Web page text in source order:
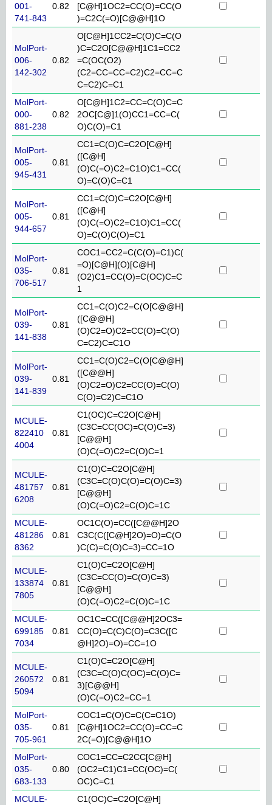
001-
741-843
0.82
[C@H]1OC2=CC(O)=CC(O
)=C2C(=O)[C@@H]1O
MolPort-
006-
142-302
0.82
O[C@H]1CC2=C(O)C=C(O
)C=C2O[C@@H]1C1=CC2
=C(OC(O2)
(C2=CC=CC=C2)C2=CC=C
C=C2)C=C1
MolPort-
000-
881-238
0.82
O[C@H]1C2=CC=C(O)C=C
2OC[C@]1(O)CC1=CC=C(
O)C(O)=C1
MolPort-
005-
945-431
0.81
CC1=C(O)C=C2O[C@H]
([C@H]
(O)C(=O)C2=C1O)C1=CC(
O)=C(O)C=C1
MolPort-
005-
944-657
0.81
CC1=C(O)C=C2O[C@H]
([C@H]
(O)C(=O)C2=C1O)C1=CC(
O)=C(O)C(O)=C1
MolPort-
035-
706-517
0.81
COC1=CC2=C(C(O)=C1)C(
=O)[C@H](O)[C@H]
(O2)C1=CC(O)=C(OC)C=C
1
MolPort-
039-
141-838
0.81
CC1=C(O)C2=C(O[C@@H]
([C@@H]
(O)C2=O)C2=CC(O)=C(O)
C=C2)C=C1O
MolPort-
039-
141-839
0.81
CC1=C(O)C2=C(O[C@@H]
([C@@H]
(O)C2=O)C2=CC(O)=C(O)
C(O)=C2)C=C1O
MCULE-
822410
4004
0.81
C1(OC)C=C2O[C@H]
(C3C=CC(OC)=C(O)C=3)
[C@@H]
(O)C(=O)C2=C(O)C=1
MCULE-
481757
6208
0.81
C1(O)C=C2O[C@H]
(C3C=C(O)C(O)=C(O)C=3)
[C@@H]
(O)C(=O)C2=C(O)C=1C
MCULE-
481286
8362
0.81
OC1C(O)=CC([C@@H]2O
C3C(C([C@H]2O)=O)=C(O
)C(C)=C(O)C=3)=CC=1O
MCULE-
133874
7805
0.81
C1(O)C=C2O[C@H]
(C3C=CC(O)=C(O)C=3)
[C@@H]
(O)C(=O)C2=C(O)C=1C
MCULE-
699185
7034
0.81
OC1C=CC([C@@H]2OC3=
CC(O)=C(C)C(O)=C3C([C
@H]2O)=O)=CC=1O
MCULE-
260572
5094
0.81
C1(O)C=C2O[C@H]
(C3C=C(O)C(OC)=C(O)C=
3)[C@@H]
(O)C(=O)C2=CC=1
MolPort-
035-
705-961
0.81
COC1=C(O)C=C(C=C1O)
[C@H]1OC2=CC(O)=CC=C
2C(=O)[C@@H]1O
MolPort-
035-
683-133
0.80
COC1=CC=C2CC[C@H]
(OC2=C1)C1=CC(OC)=C(
OC)C=C1
MCULE-
C1(OC)C=C2O[C@H]